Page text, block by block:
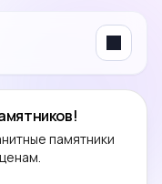
Menu
памятники